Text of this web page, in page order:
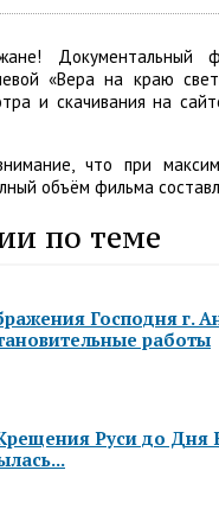
Документальный
«Вера на краю
и скачивания на
что при
объём фильма
по теме
Господня г.
работы
Руси до Дня